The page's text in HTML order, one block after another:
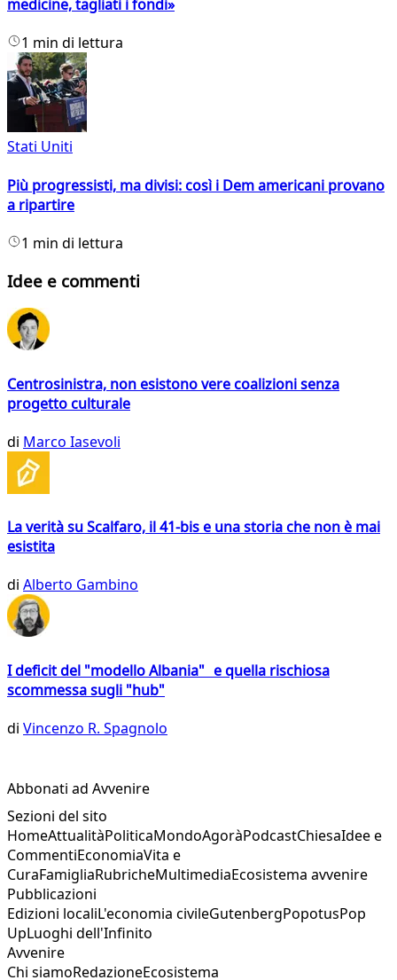
medicine, tagliati i fondi»
1 min di lettura
Stati Uniti
Più progressisti, ma divisi: così i Dem americani provano
a ripartire
1 min di lettura
Idee e commenti
Centrosinistra, non esistono vere coalizioni senza
progetto culturale
di Marco Iasevoli
La verità su Scalfaro, il 41-bis e una storia che non è mai
esistita
di Alberto Gambino
I deficit del "modello Albania" e quella rischiosa
scommessa sugli "hub"
di Vincenzo R. Spagnolo
Abbonati ad Avvenire
Sezioni del sito
HomeAttualitàPoliticaMondoAgoràPodcastChiesaIdee e
CommentiEconomiaVita e
CuraFamigliaRubricheMultimediaEcosistema avvenire
Pubblicazioni
Edizioni localiL'economia civileGutenbergPopotusPop
UpLuoghi dell'Infinito
Avvenire
Chi siamoRedazioneEcosistema